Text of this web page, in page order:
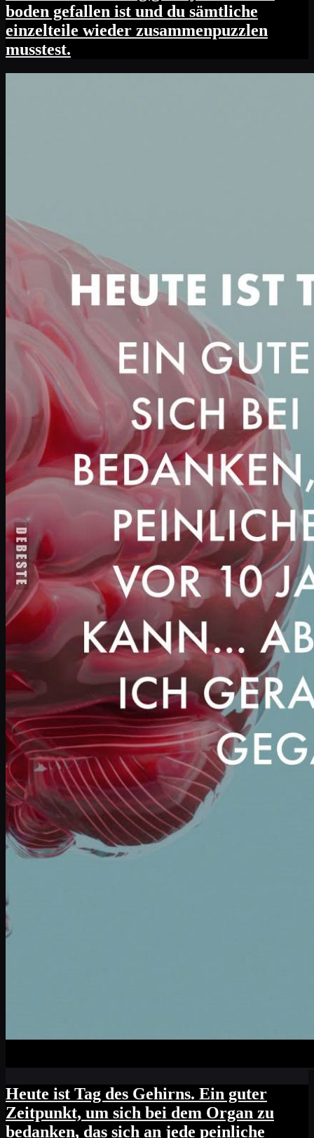
boden gefallen ist und du sämtliche
einzelteile wieder zusammenpuzzlen
musstest.
Heute ist Tag des Gehirns. Ein guter
Zeitpunkt, um sich bei dem Organ zu
bedanken, das sich an jede peinliche